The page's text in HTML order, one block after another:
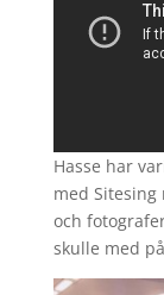
Hasse har
med
och
skulle med